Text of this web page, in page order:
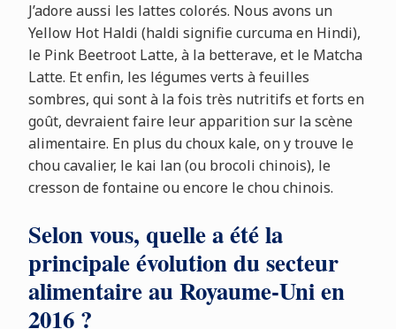
J’adore aussi les lattes colorés. Nous avons un
Yellow Hot Haldi (haldi signifie curcuma en Hindi),
le Pink Beetroot Latte, à la betterave, et le Matcha
Latte. Et enfin, les légumes verts à feuilles
sombres, qui sont à la fois très nutritifs et forts en
goût, devraient faire leur apparition sur la scène
alimentaire. En plus du choux kale, on y trouve le
chou cavalier, le kai lan (ou brocoli chinois), le
cresson de fontaine ou encore le chou chinois.
Selon vous, quelle a été la
principale évolution du secteur
alimentaire au Royaume-Uni en
2016 ?